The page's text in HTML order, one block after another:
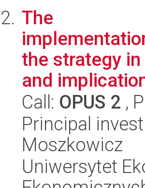
The
the strategy
and
Call: OPUS 2 ,
Principal
Moszkowicz
Uniwersytet